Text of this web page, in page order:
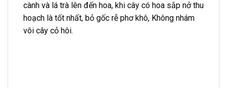
cành và lá trà lên đến hoa, khi cây có hoa sắp nở thu
hoạch là tốt nhất, bỏ gốc rễ phơ khô, Không nhám
vôi cây cỏ hôi.